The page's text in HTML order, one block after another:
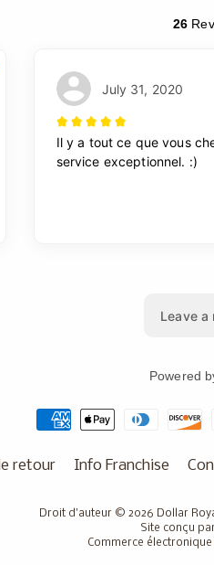
retour Info Franchise
Droit d'auteur © 2026 Dollar
Site conçu
Commerce